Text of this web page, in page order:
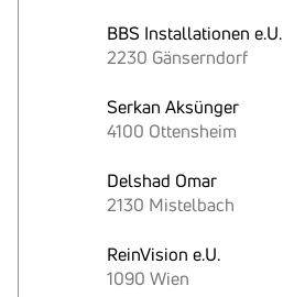
BBS Installationen e.U.
2230 Gänserndorf
Serkan Aksünger
4100 Ottensheim
Delshad Omar
2130 Mistelbach
ReinVision e.U.
1090 Wien